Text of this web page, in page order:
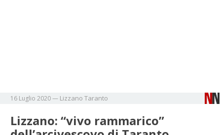
16 Luglio 2020— Lizzano Taranto
Lizzano: “vivo rammarico”